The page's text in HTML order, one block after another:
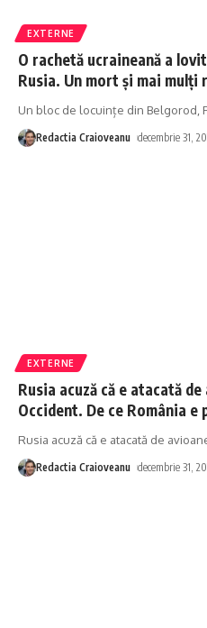
EXTERNE
O rachetă ucraineană a
Rusia. Un mort și mai mulți
Un bloc de locuințe din Belgorod,
Redactia Craioveanu decembrie 31,
EXTERNE
Rusia acuză că e atacată
Occident. De ce România e
Rusia acuză că e atacată de
Redactia Craioveanu decembrie 31,